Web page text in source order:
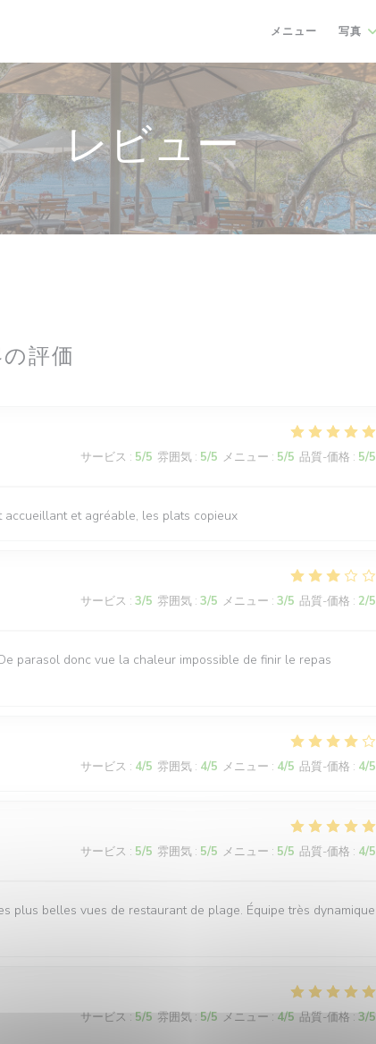
メニュー 写真
レビュー
評価
サービス : 5/5 雰囲気 : 5/5 メニュー : 5/5 品質-価格 : 5/5
accueillant et agréable, les plats copieux
サービス : 3/5 雰囲気 : 3/5 メニュー : 3/5 品質-価格 : 2/5
parasol donc vue la chaleur impossible de finir le repas
サービス : 4/5 雰囲気 : 4/5 メニュー : 4/5 品質-価格 : 4/5
サービス : 5/5 雰囲気 : 5/5 メニュー : 5/5 品質-価格 : 4/5
plus belles vues de restaurant de plage. Équipe très dynamique
サービス : 5/5 雰囲気 : 5/5 メニュー : 4/5 品質-価格 : 3/5